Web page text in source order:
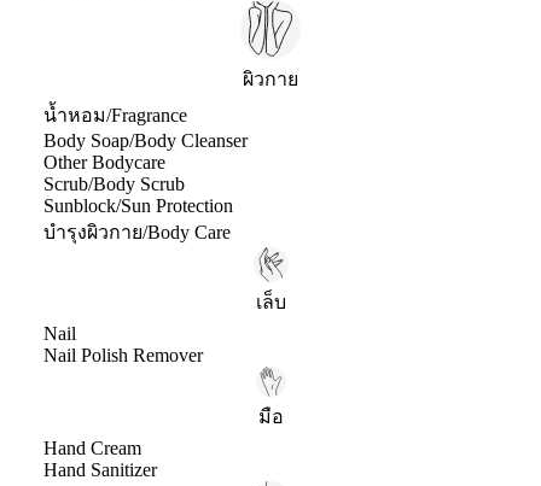
ผิวกาย
น้ำหอม/Fragrance
Body Soap/Body Cleanser
Other Bodycare
Scrub/Body Scrub
Sunblock/Sun Protection
บำรุงผิวกาย/Body Care
เล็บ
Nail
Nail Polish Remover
มือ
Hand Cream
Hand Sanitizer